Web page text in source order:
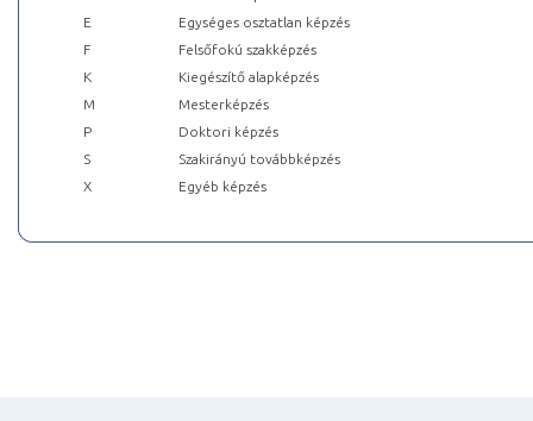
E
Egységes osztatlan képzés
F
Felsőfokú szakképzés
K
Kiegészítő alapképzés
M
Mesterképzés
P
Doktori képzés
S
Szakirányú továbbképzés
X
Egyéb képzés